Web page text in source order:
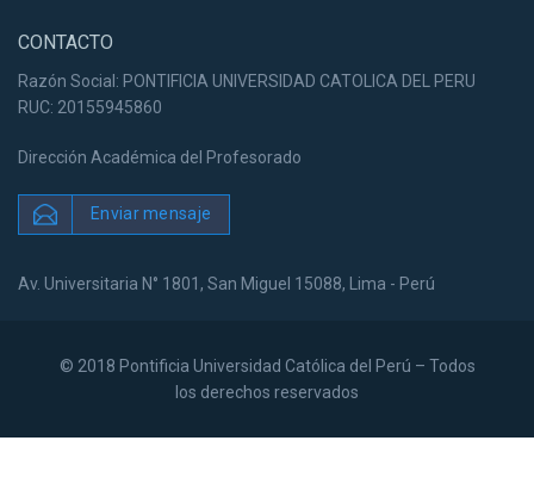
CONTACTO
Razón Social: PONTIFICIA UNIVERSIDAD CATOLICA DEL PERU
RUC: 20155945860
Dirección Académica del Profesorado
Enviar mensaje
Av. Universitaria N° 1801, San Miguel 15088, Lima - Perú
© 2018 Pontificia Universidad Católica del Perú – Todos
los derechos reservados